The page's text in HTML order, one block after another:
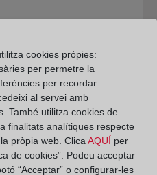
la cancelación
mediante instancia
cookies pròpies:
per permetre la
per recordar
al servei amb
També utilitza cookies de
finalitats analítiques respecte
pròpia web. Clica AQUÍ per
de cookies”. Podeu acceptar
“Acceptar” o configurar-les